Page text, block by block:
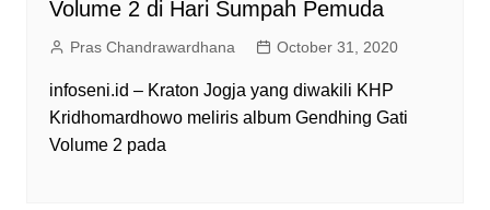
Volume 2 di Hari Sumpah Pemuda
Pras Chandrawardhana October 31, 2020
infoseni.id – Kraton Jogja yang diwakili KHP
Kridhomardhowo meliris album Gendhing Gati
Volume 2 pada